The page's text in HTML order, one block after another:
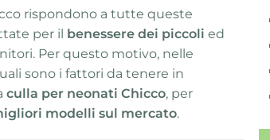
rispondono a tutte queste
per il benessere dei piccoli ed
Per questo motivo, nelle
sono i fattori da tenere in
culla per neonati Chicco, per
modelli sul mercato.